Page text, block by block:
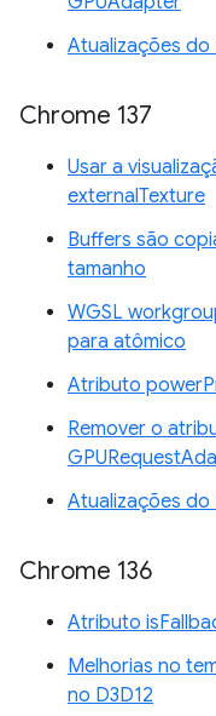
Atualizações do
Chrome 137
Usar a
externalTexture
Buffers são
tamanho
WGSL
para atômico
Atributo
Remover o
Atualizações do
Chrome 136
Atributo
Melhorias no
no D3D12